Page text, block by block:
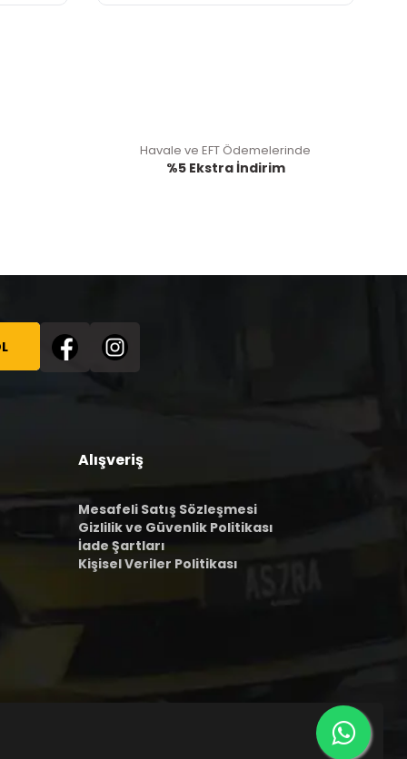
Havale ve EFT Ödemelerinde
%5 Ekstra İndirim
Alışveriş
Mesafeli Satış Sözleşmesi
Gizlilik ve Güvenlik Politikası
İade Şartları
Kişisel Veriler Politikası